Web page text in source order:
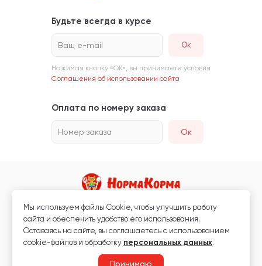
Будьте всегда в курсе
Ваш e-mail
Нажимая кнопку «ОК», вы принимаете условия
Соглашения об использовании сайта
Оплата по номеру заказа
Номер заказа Ок
Магазин кормов для животных и ветаптека
Любая информация, размещённая на сайте, не является публичной
офертой.
Мы используем файлы Сookie, чтобы улучшить работу
сайта и обеспечить удобство его использования.
Оставаясь на сайте, вы соглашаетесь с использованием
cookie-файлов и обработку персональных данных.
Принимаю